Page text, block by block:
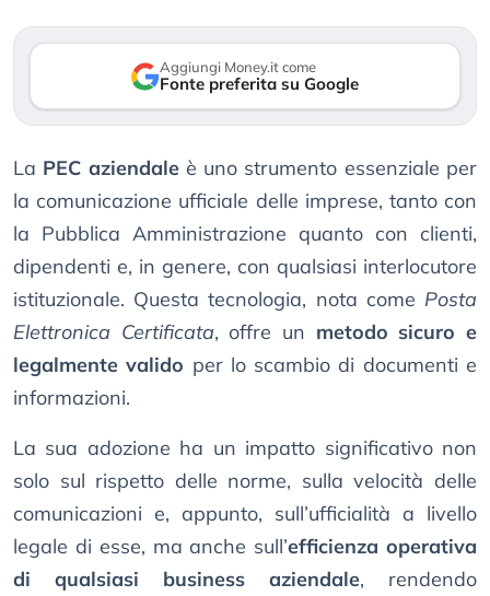
Aggiungi Money.it come
Fonte preferita su Google
La PEC aziendaleè uno strumento essenziale per
la comunicazione ufficiale delle imprese, tanto con
la Pubblica Amministrazione quanto con clienti,
dipendenti e, in genere, con qualsiasi interlocutore
istituzionale. Questa tecnologia, nota come Posta
Elettronica Certificata, offre un metodo sicuro e
legalmente valido per lo scambio di documenti e
informazioni.
La sua adozione ha un impatto significativo non
solo sul rispetto delle norme, sulla velocità delle
comunicazioni e, appunto, sull’ufficialità a livello
legale di esse, ma anche sull’efficienza operativa
di qualsiasi business aziendale, rendendo